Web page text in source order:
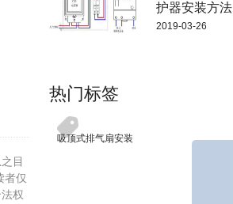
目
者仅
权
护器安装方法
2019-03-26
热门标签
吸顶式排气扇安装